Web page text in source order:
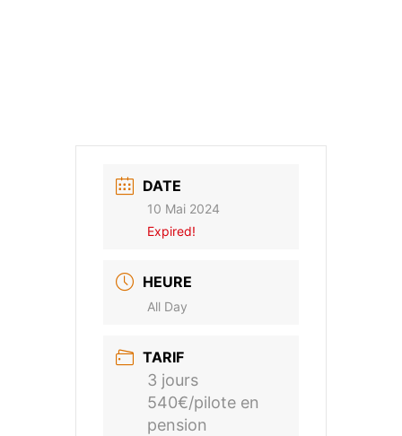
DATE
10 Mai 2024
Expired!
HEURE
All Day
TARIF
3 jours
540€/pilote en
pension